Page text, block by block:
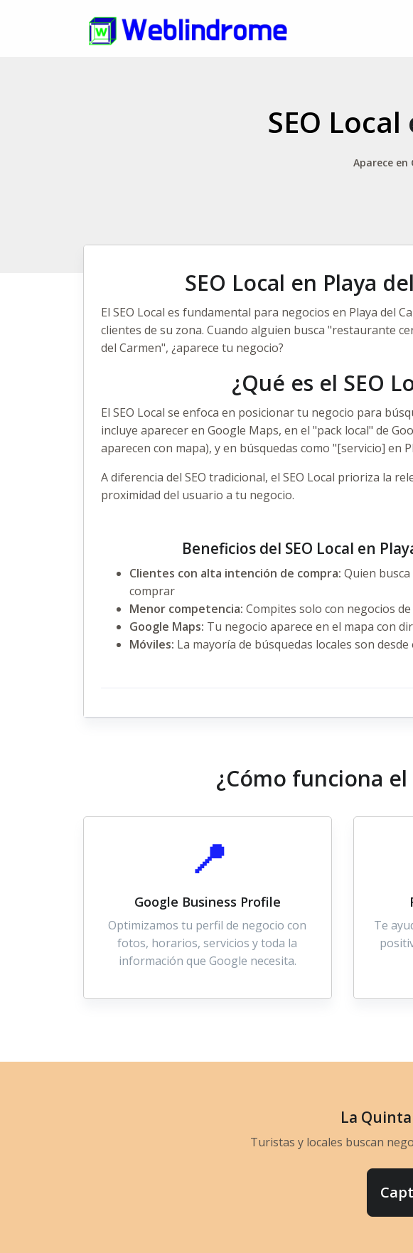
SEO Local
Aparece en
SEO Local en Playa
El SEO Local es fundamental para negocios en Playa del
clientes de su zona. Cuando alguien busca "restaurante
del Carmen", ¿aparece tu negocio?
¿Qué es el SEO
El SEO Local se enfoca en posicionar tu negocio para
incluye aparecer en Google Maps, en el "pack local" de
aparecen con mapa), y en búsquedas como "[servicio] en
A diferencia del SEO tradicional, el SEO Local prioriza la
proximidad del usuario a tu negocio.
Beneficios del SEO Local en
Clientes con alta intención de compra: Quien
comprar
Menor competencia: Compites solo con negocios
Google Maps: Tu negocio aparece en el mapa con
Móviles: La mayoría de búsquedas locales son desde
¿Cómo funciona el
📍
Google Business Profile
Optimizamos tu perfil de negocio con
fotos, horarios, servicios y toda la
información que Google necesita.
Te
La
Turistas y locales buscan